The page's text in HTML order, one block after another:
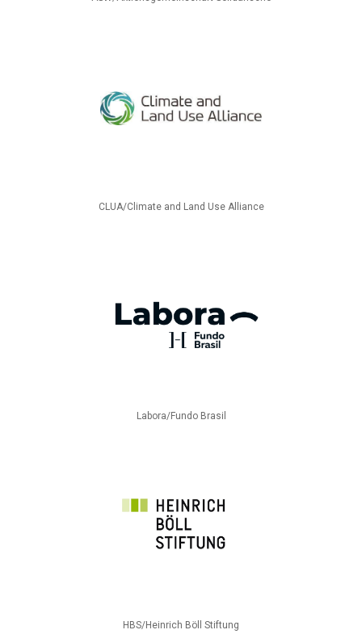
CLUA/Climate and Land Use Alliance
Labora/Fundo Brasil
HBS/Heinrich Böll Stiftung